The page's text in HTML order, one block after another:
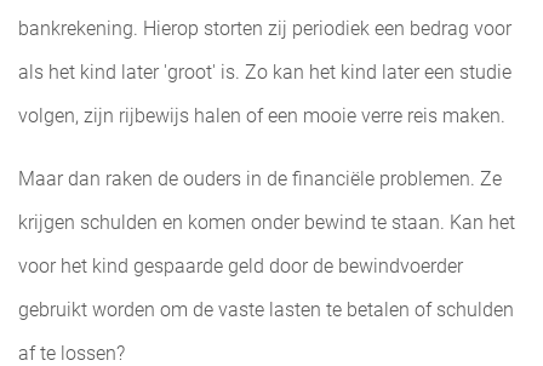
bankrekening. Hierop storten zij periodiek een bedrag voor
als het kind later 'groot' is. Zo kan het kind later een studie
volgen, zijn rijbewijs halen of een mooie verre reis maken.
Maar dan raken de ouders in de financiële problemen. Ze
krijgen schulden en komen onder bewind te staan. Kan het
voor het kind gespaarde geld door de bewindvoerder
gebruikt worden om de vaste lasten te betalen of schulden
af te lossen?